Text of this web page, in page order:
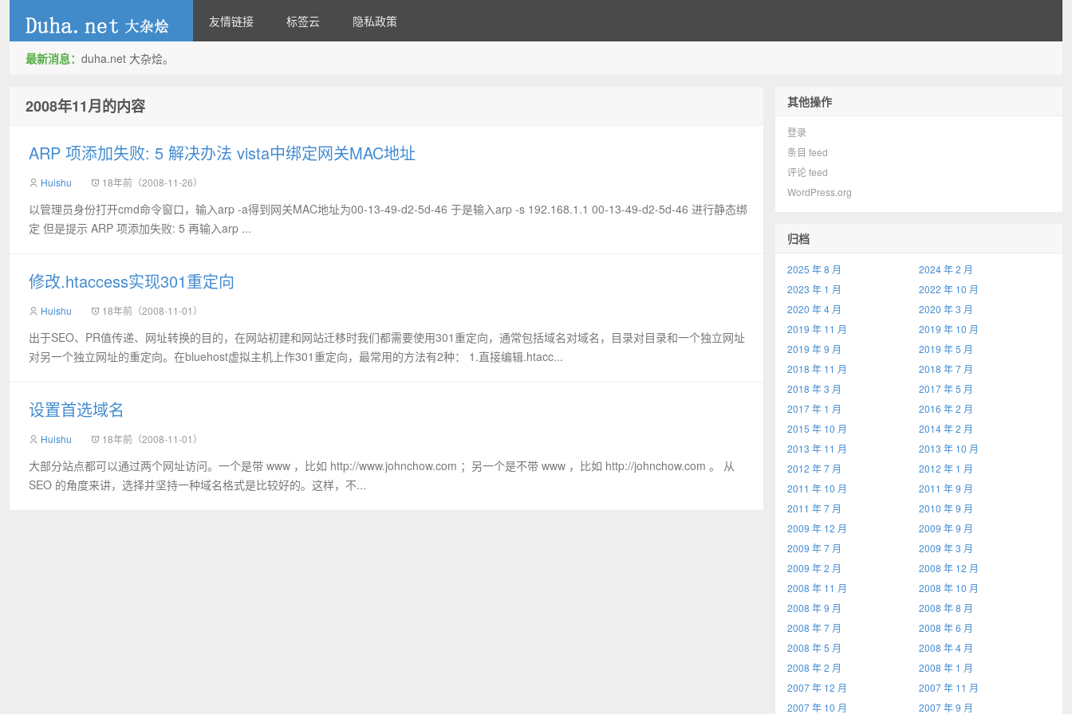
友情链接 标签云 隐私政策
最新消息： duha.net 大杂烩。
2008年11月的内容
ARP 项添加失败: 5 解决办法 vista中绑定网关MAC地址
Huishu 18年前（2008-11-26）
以管理员身份打开cmd命令窗口，输入arp -a得到网关MAC地址为00-13-49-d2-5d-46 于是输入arp -s 192.168.1.1 00-13-49-d2-5d-46 进行静态绑
定 但是提示 ARP 项添加失败: 5 再输入arp ...
修改.htaccess实现301重定向
Huishu 18年前（2008-11-01）
出于SEO、PR值传递、网址转换的目的，在网站初建和网站迁移时我们都需要使用301重定向，通常包括域名对域名，目录对目录和一个独立网址
对另一个独立网址的重定向。在bluehost虚拟主机上作301重定向，最常用的方法有2种： 1.直接编辑.htacc...
设置首选域名
Huishu 18年前（2008-11-01）
大部分站点都可以通过两个网址访问。一个是带 www ，比如 http://www.johnchow.com ；另一个是不带 www ，比如 http://johnchow.com 。 从
SEO 的角度来讲，选择并坚持一种域名格式是比较好的。这样，不...
其他操作
登录
条目 feed
评论 feed
WordPress.org
归档
2025 年 8 月
2024 年 2 月
2023 年 1 月
2022 年 10 月
2020 年 4 月
2020 年 3 月
2019 年 11 月
2019 年 10 月
2019 年 9 月
2019 年 5 月
2018 年 11 月
2018 年 7 月
2018 年 3 月
2017 年 5 月
2017 年 1 月
2016 年 2 月
2015 年 10 月
2014 年 2 月
2013 年 11 月
2013 年 10 月
2012 年 7 月
2012 年 1 月
2011 年 10 月
2011 年 9 月
2011 年 7 月
2010 年 9 月
2009 年 12 月
2009 年 9 月
2009 年 7 月
2009 年 3 月
2009 年 2 月
2008 年 12 月
2008 年 11 月
2008 年 10 月
2008 年 9 月
2008 年 8 月
2008 年 7 月
2008 年 6 月
2008 年 5 月
2008 年 4 月
2008 年 2 月
2008 年 1 月
2007 年 12 月
2007 年 11 月
2007 年 10 月
2007 年 9 月